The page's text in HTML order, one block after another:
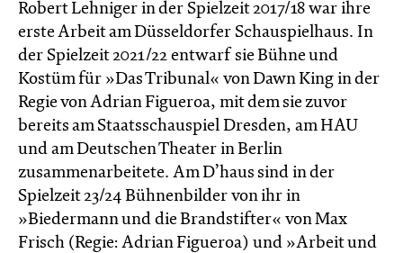
Robert Lehniger in der Spielzeit 2017/18 war ihre
erste Arbeit am Düsseldorfer Schauspielhaus. In
der Spielzeit 2021/22 entwarf sie Bühne und
Kostüm für »Das Tribunal« von Dawn King in der
Regie von Adrian Figueroa, mit dem sie zuvor
bereits am Staatsschauspiel Dresden, am HAU
und am Deutschen Theater in Berlin
zusammenarbeitete. Am D’haus sind in der
Spielzeit 23/24 Bühnenbilder von ihr in
»Biedermann und die Brandstifter« von Max
Frisch (Regie: Adrian Figueroa) und »Arbeit und